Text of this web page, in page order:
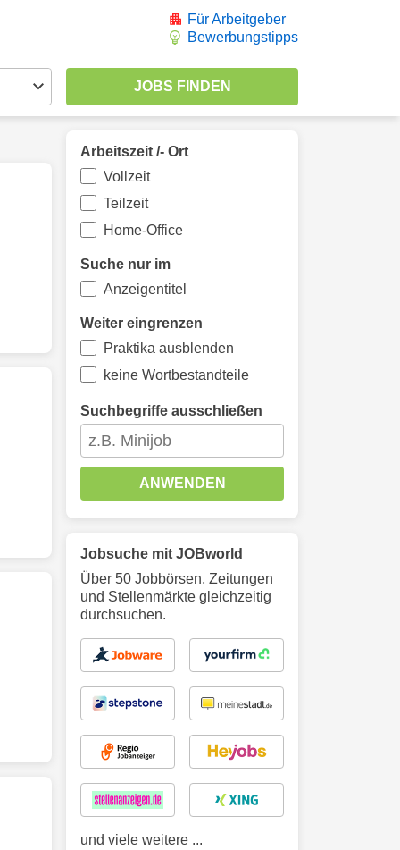
Für Arbeitgeber
Bewerbungstipps
Arbeitszeit /- Ort
Vollzeit
Teilzeit
Home-Office
Suche nur im
Anzeigentitel
Weiter eingrenzen
Praktika ausblenden
keine Wortbestandteile
Suchbegriffe ausschließen
ANWENDEN
Jobsuche mit JOBworld
Über 50 Jobbörsen, Zeitungen
und Stellenmärkte gleichzeitig
durchsuchen.
und viele weitere ...